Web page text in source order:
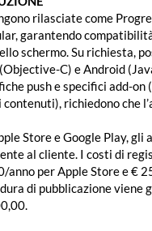
rilasciate come
garantendo
schermo. Su richiesta,
C) e Android
push e specifici add-on
richiedono che
Store e Google Play, gli
al cliente. I costi di
anno per Apple Store e €
di pubblicazione viene